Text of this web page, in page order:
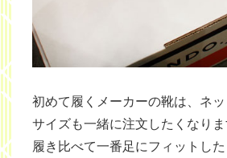
初めて履くメーカーの靴は、ネ
サイズも一緒に注文したくなり
履き比べて一番足にフィットし